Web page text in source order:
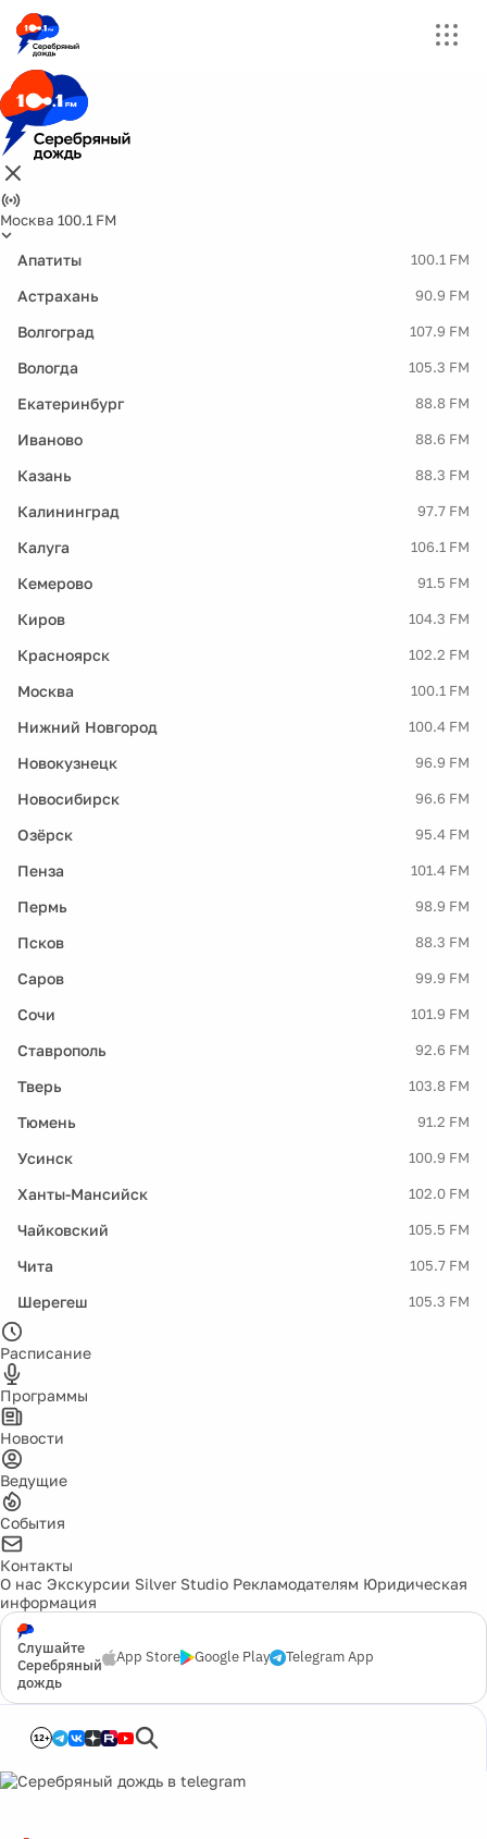
Москва 100.1 FM
Апатиты 100.1 FM
Астрахань 90.9 FM
Волгоград 107.9 FM
Вологда 105.3 FM
Екатеринбург 88.8 FM
Иваново 88.6 FM
Казань 88.3 FM
Калининград 97.7 FM
Калуга 106.1 FM
Кемерово 91.5 FM
Киров 104.3 FM
Красноярск 102.2 FM
Москва 100.1 FM
Нижний Новгород 100.4 FM
Новокузнецк 96.9 FM
Новосибирск 96.6 FM
Озёрск 95.4 FM
Пенза 101.4 FM
Пермь 98.9 FM
Псков 88.3 FM
Саров 99.9 FM
Сочи 101.9 FM
Ставрополь 92.6 FM
Тверь 103.8 FM
Тюмень 91.2 FM
Усинск 100.9 FM
Ханты-Мансийск 102.0 FM
Чайковский 105.5 FM
Чита 105.7 FM
Шерегеш 105.3 FM
Расписание
Программы
Новости
Ведущие
События
Контакты
О нас Экскурсии Silver Studio Рекламодателям Юридическая
информация
Слушайте
Серебряный
дождь
App Store Google Play Telegram App
12+